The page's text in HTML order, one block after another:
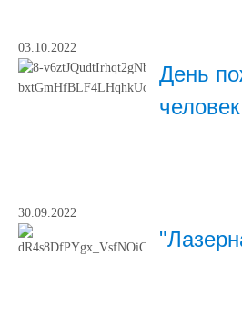
03.10.2022
День
30.09.2022